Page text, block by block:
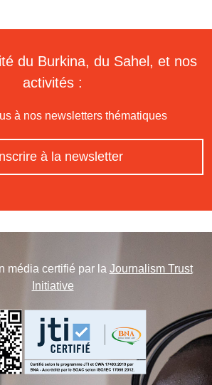
du Burkina, du Sahel, et nos
activités :
à nos newsletters thématiques
à la newsletter
média certifié par la Journalism Trust
Initiative